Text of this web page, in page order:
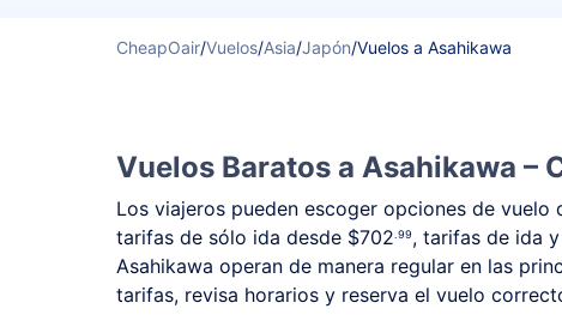
CheapOair/Vuelos/Asia/Japón/Vuelos a Asahikawa
Vuelos Baratos a Asahikawa –
Los viajeros pueden escoger opciones de
tarifas de sólo ida desde $702.99, tarifas de ida
Asahikawa operan de manera regular en las
tarifas, revisa horarios y reserva el vuelo